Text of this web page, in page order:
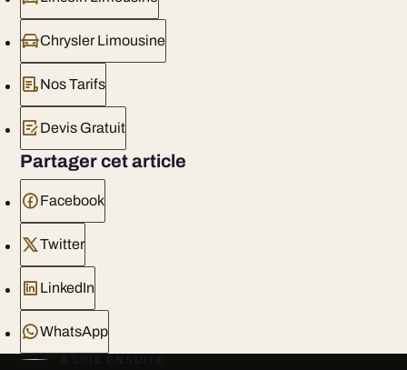
Chrysler Limousine
Nos Tarifs
Devis Gratuit
Partager cet article
Facebook
Twitter
LinkedIn
WhatsApp